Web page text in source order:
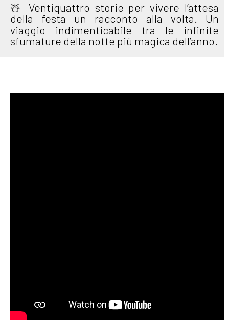
☃️ Ventiquattro storie per vivere l’attesa
della festa un racconto alla volta. Un
viaggio indimenticabile tra le infinite
sfumature della notte più magica dell’anno.